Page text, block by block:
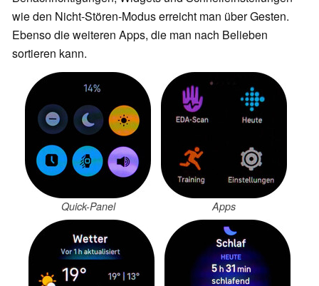
wie den Nicht-Stören-Modus erreicht man über Gesten.
Ebenso die weiteren Apps, die man nach Belieben
sortieren kann.
Quick-Panel Apps